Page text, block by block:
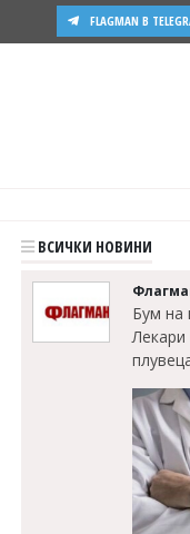
FLAGMAN В
ВСИЧКИ НОВИНИ
Бум на
Лекари